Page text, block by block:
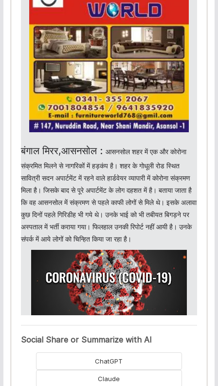
बंगाल मिरर,आसनसोल : आसनसोल शहर में एक और कोरोना
संक्रमित मिलने से नागरिकों में हड़कंप है। शहर के गोधूली रोड स्थित
सावित्री सदन अपार्टमेंट में रहने वाले हार्डवेयर व्यापारी में कोरोना संक्रमण
मिला है। जिसके बाद से पूरे अपार्टमेंट के लोग दहशत में है। बताया जाता है
कि वह आसनसोल में संक्रमण से पहले काफी लोगों से मिले थे। इसके अलावा
कुछ दिनों पहले गिरिडीह भी गये थे। उनके भाई को भी तबीयत बिगड़ने पर
अस्पताल में भर्ती कराया गया। फिलहाल उनकी रिपोर्ट नहीं आयी है। उनके
संपर्क में आये लोगों को चिन्हित किया जा रहा है।
Social Share or Summarize with AI
ChatGPT
Claude